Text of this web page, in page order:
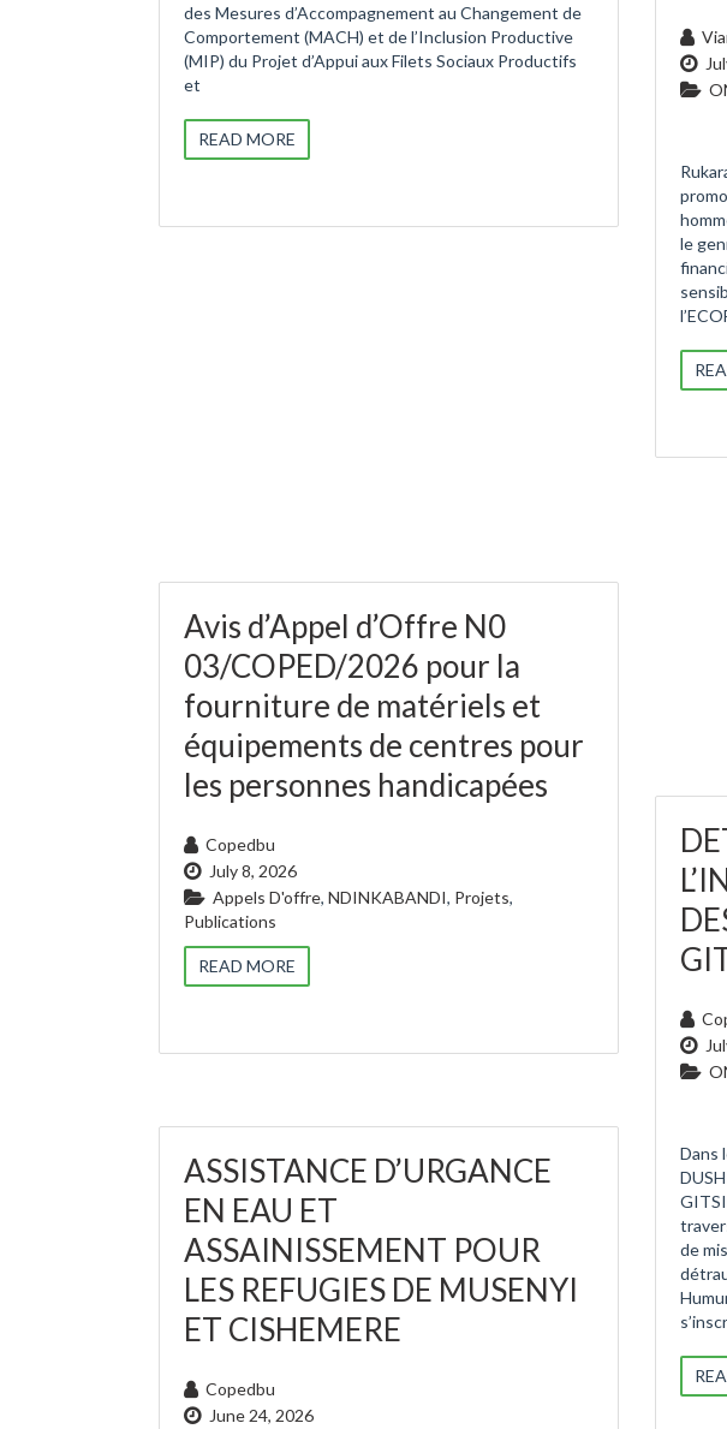
des Mesures d’Accompagnement au Changement de
Comportement (MACH) et de l’Inclusion Productive
(MIP) du Projet d’Appui aux Filets Sociaux Productifs
et
READ MORE
le
Avis d’Appel d’Offre N0
03/COPED/2026 pour la
fourniture de matériels et
équipements de centres pour
les personnes handicapées
Copedbu
July 8, 2026
Appels D'offre, NDINKABANDI, Projets,
Publications
READ MORE
Dans
de
ASSISTANCE D’URGANCE
EN EAU ET
ASSAINISSEMENT POUR
LES REFUGIES DE MUSENYI
ET CISHEMERE
Copedbu
June 24, 2026